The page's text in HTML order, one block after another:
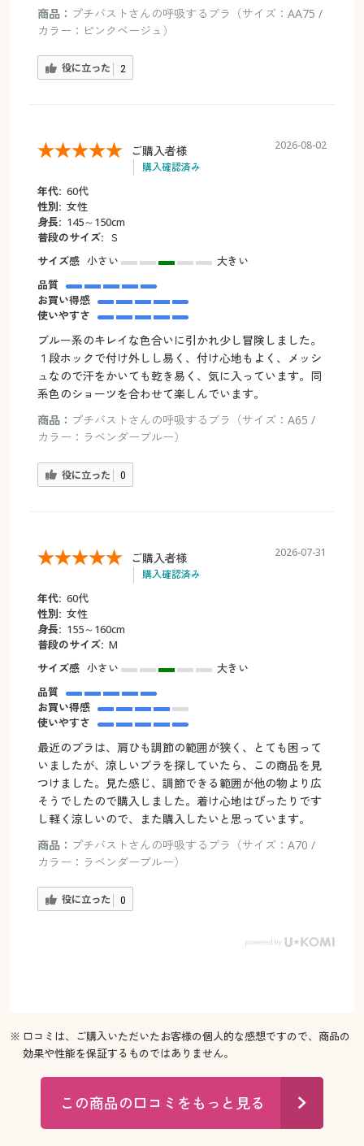
商品： プチバストさんの呼吸するブラ（サイズ：AA75 /
カラー：ピンクベージュ）
役に立った 2
ご購入者様
購入確認済み
2026-08-02
年代: 60代
性別: 女性
身長: 145～150cm
普段のサイズ: Ｓ
サイズ感 小さい
大きい
品質
お買い得感
使いやすさ
ブルー系のキレイな色合いに引かれ少し冒険しました。
１段ホックで付け外しし易く、付け心地もよく、メッシ
ュなので汗をかいても乾き易く、気に入っています。同
系色のショーツを合わせて楽しんでいます。
商品： プチバストさんの呼吸するブラ（サイズ：A65 /
カラー：ラベンダーブルー）
役に立った 0
ご購入者様
購入確認済み
2026-07-31
年代: 60代
性別: 女性
身長: 155～160cm
普段のサイズ: M
サイズ感 小さい
大きい
品質
お買い得感
使いやすさ
最近のブラは、肩ひも調節の範囲が狭く、とても困って
いましたが、涼しいブラを探していたら、この商品を見
つけました。見た感じ、調節できる範囲が他の物より広
そうでしたので購入しました。着け心地はぴったりです
し軽く涼しいので、また購入したいと思っています。
商品： プチバストさんの呼吸するブラ（サイズ：A70 /
カラー：ラベンダーブルー）
役に立った 0
※ 口コミは、ご購入いただいたお客様の個人的な感想ですので、商品の
効果や性能を保証するものではありません。
この商品の口コミをもっと見る